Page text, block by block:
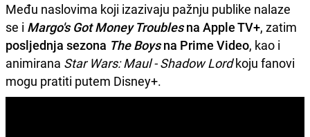
Među naslovima koji izazivaju pažnju publike nalaze
se i Margo's Got Money Troublesna Apple TV+, zatim
posljednja sezona The Boysna Prime Video, kao i
animirana Star Wars: Maul - Shadow Lordkoju fanovi
mogu pratiti putem Disney+.